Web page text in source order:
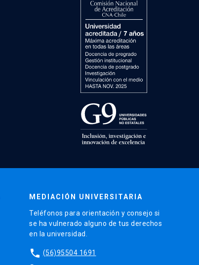
MEDIACIÓN UNIVERSITARIA
Teléfonos para orientación y consejo si
se ha vulnerado alguno de tus derechos
en la universidad.
phone (56)95504 1691